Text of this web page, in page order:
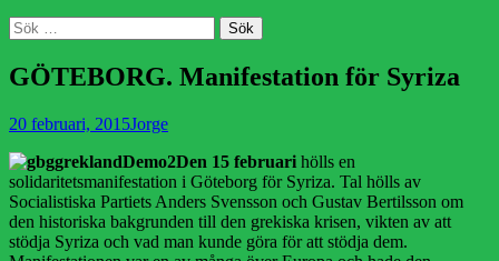
Sök
Sök
efter:
GÖTEBORG. Manifestation för Syriza
Publicerad
20 februari, 2015Författare
Jorge
Den 15 februari hölls en
solidaritetsmanifestation i Göteborg för Syriza. Tal hölls av
Socialistiska Partiets Anders Svensson och Gustav Bertilsson om
den historiska bakgrunden till den grekiska krisen, vikten av att
stödja Syriza och vad man kunde göra för att stödja dem.